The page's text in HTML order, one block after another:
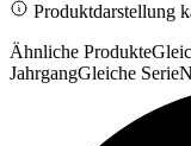
Produktdarstellung
Ähnliche Produkte
JahrgangGleiche Serie